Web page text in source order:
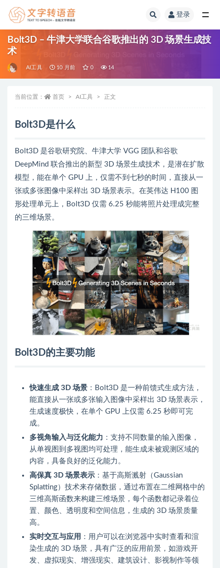
登录
Bolt3D – 牛津大学联合谷歌推出的 3D 场景生成技
术
AI工具 10 月前 0 14
当前位置： 首页 AI工具 正文
Bolt3D是什么
Bolt3D 是谷歌研究院、牛津大学 VGG 团队和谷歌
DeepMind 联合推出的新型 3D 场景生成技术，是潜在扩散
模型，能在单个 GPU 上，仅需不到七秒的时间，直接从一
张或多张图像中采样出 3D 场景表示。在英伟达 H100 图
形处理单元上，Bolt3D 仅需 6.25 秒能将照片处理成完整
的三维场景。
Bolt3D的主要功能
快速生成 3D 场景 ：Bolt3D 是一种前馈式生成方法，
能直接从一张或多张输入图像中采样出 3D 场景表示，
生成速度极快，在单个 GPU 上仅需 6.25 秒即可完
成。
多视角输入与泛化能力 ：支持不同数量的输入图像，
从单视图到多视图均可处理，能生成未被观测区域的
内容，具备良好的泛化能力。
高保真 3D 场景表示 ：基于高斯溅射（Gaussian
Splatting）技术来存储数据，通过布置在二维网格中的
三维高斯函数来构建三维场景，每个函数都记录着位
置、颜色、透明度和空间信息，生成的 3D 场景质量
高。
实时交互与应用 ：用户可以在浏览器中实时查看和渲
染生成的 3D 场景，具有广泛的应用前景，如游戏开
发、虚拟现实、增强现实、建筑设计、影视制作等领